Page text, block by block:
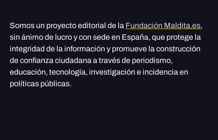
Somos un proyecto editorial de la Fundación Maldita.es,
sin ánimo de lucro y con sede en España, que protege la
integridad de la información y promueve la construcción
de confianza ciudadana a través de periodismo,
educación, tecnología, investigación e incidencia en
políticas públicas.